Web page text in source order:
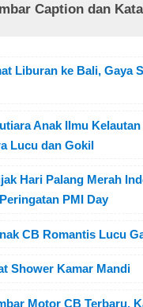
Caption dan
Liburan ke Bali, Gaya
Anak Ilmu
Lucu dan Gokil
Hari Palang Merah
PMI Day
CB Romantis Lucu
Shower Kamar Mandi
Motor CB Terbaru,